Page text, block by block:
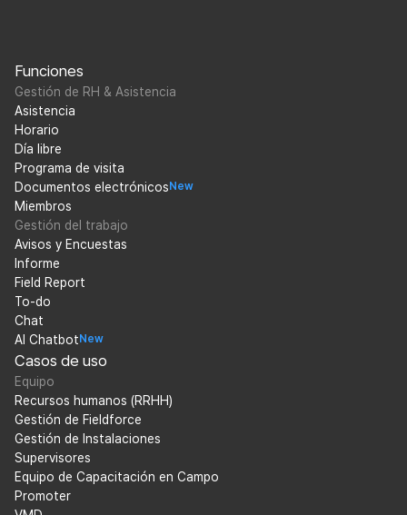
Funciones
Gestión de RH & Asistencia
Asistencia
Horario
Día libre
Programa de visita
Documentos electrónicos New
Miembros
Gestión del trabajo
Avisos y Encuestas
Informe
Field Report
To-do
Chat
AI Chatbot New
Casos de uso
Equipo
Recursos humanos (RRHH)
Gestión de Fieldforce
Gestión de Instalaciones
Supervisores
Equipo de Capacitación en Campo
Promoter